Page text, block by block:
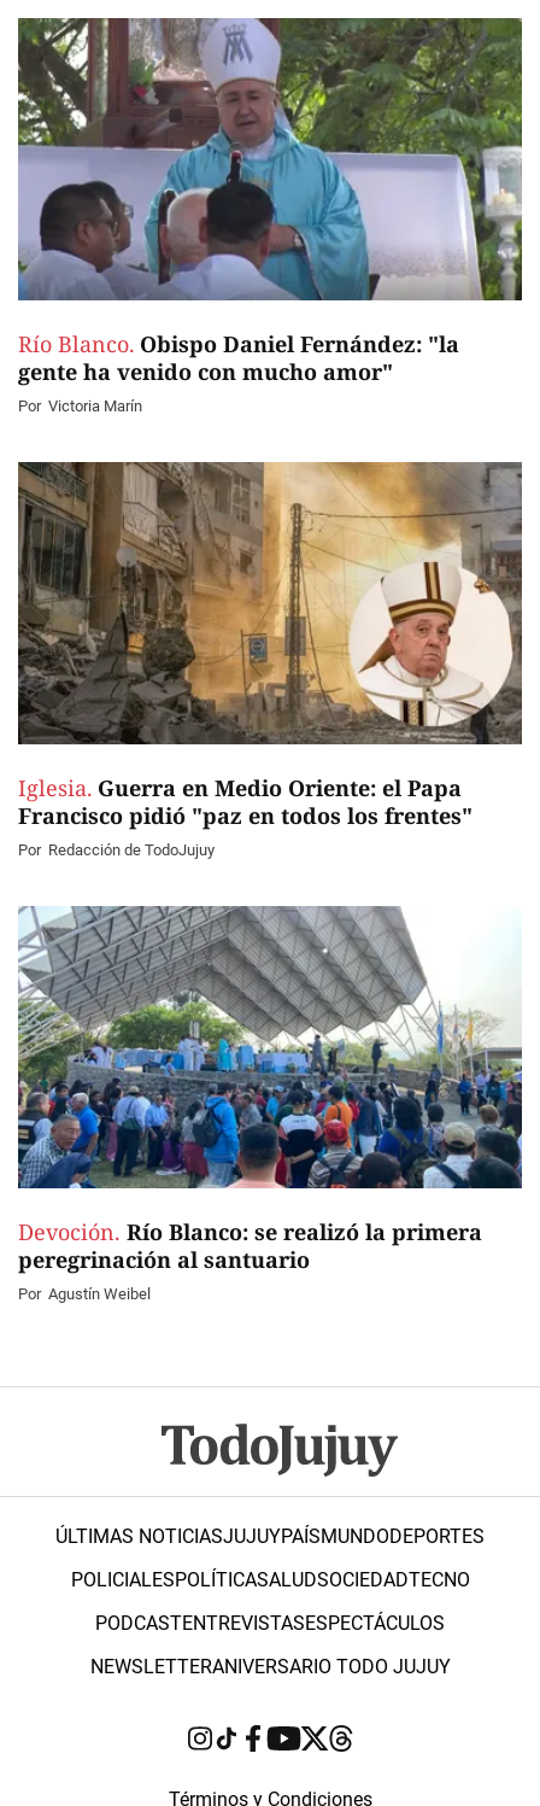
Río Blanco. Obispo Daniel Fernández: "la
gente ha venido con mucho amor"
Por Victoria Marín
Iglesia. Guerra en Medio Oriente: el Papa
Francisco pidió "paz en todos los frentes"
Por Redacción de TodoJujuy
Devoción. Río Blanco: se realizó la primera
peregrinación al santuario
Por Agustín Weibel
ÚLTIMAS NOTICIASJUJUYPAÍSMUNDODEPORTES
POLICIALESPOLÍTICASALUDSOCIEDADTECNO
PODCASTENTREVISTASESPECTÁCULOS
NEWSLETTERANIVERSARIO TODO JUJUY
Términos y Condiciones